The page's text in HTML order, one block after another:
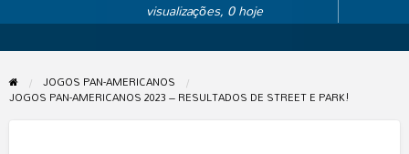
visualizações, 0 hoje
JOGOS PAN-AMERICANOS
JOGOS PAN-AMERICANOS 2023 – RESULTADOS DE STREET E PARK!